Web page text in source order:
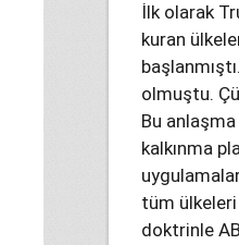
İlk olarak
kuran
olmuştu.
Bu anlaşma
kalkınma
tüm ülkeleri
doktrinle